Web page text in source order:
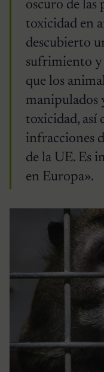
oscuro de las
toxicidad en
descubierto
sufrimiento y
que los
manipulados
toxicidad, así
infracciones
de la UE. Es
en Europa».